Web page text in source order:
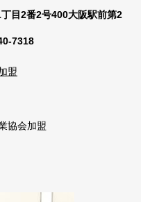
目2番2号400大阪駅前第2
7318
盟
協会加盟